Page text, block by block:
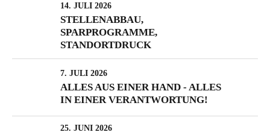
14. JULI 2026
STELLENABBAU,
SPARPROGRAMME,
STANDORTDRUCK
7. JULI 2026
ALLES AUS EINER HAND - ALLES
IN EINER VERANTWORTUNG!
25. JUNI 2026